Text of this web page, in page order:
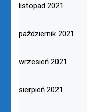
listopad 2021
październik 2021
wrzesień 2021
sierpień 2021